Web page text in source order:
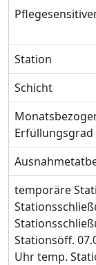
Station
Schicht
Erfüllungsgrad
temporäre
Stationsöff.
Uhr temp.